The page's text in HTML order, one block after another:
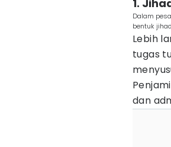
1.
Dalam
bentuk
Lebih
tugas
dan